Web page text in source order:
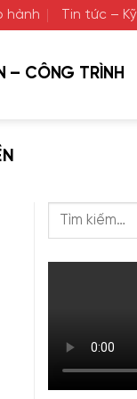
hành Tin tức –
– CÔNG TRÌNH